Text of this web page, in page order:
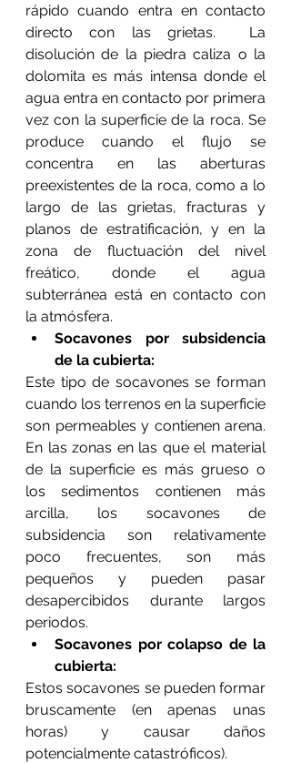
rápido cuando entra en contacto
directo con las grietas.  La
disolución de la piedra caliza o la
dolomita es más intensa donde el
agua entra en contacto por primera
vez con la superficie de la roca. Se
produce cuando el flujo se
concentra en las aberturas
preexistentes de la roca, como a lo
largo de las grietas, fracturas y
planos de estratificación, y en la
zona de fluctuación del nivel
freático, donde el agua
subterránea está en contacto con
la atmósfera.
Socavones por subsidencia
de la cubierta:
Este tipo de socavones se forman
cuando los terrenos en la superficie
son permeables y contienen arena.
En las zonas en las que el material
de la superficie es más grueso o
los sedimentos contienen más
arcilla, los socavones de
subsidencia son relativamente
poco frecuentes, son más
pequeños y pueden pasar
desapercibidos durante largos
periodos.
Socavones por colapso de la
cubierta:
Estos socavones se pueden formar
bruscamente (en apenas unas
horas) y causar daños
potencialmente catastróficos).